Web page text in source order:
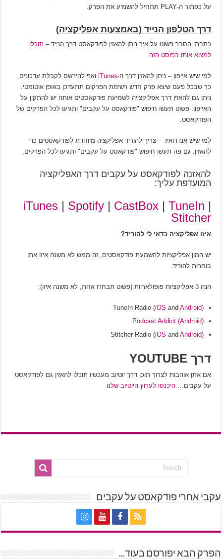
על כפתור ה-PLAY תתחיל להשמיע את הפרק.
דרך הטלפון הנייד (באמצעות אפליקציה)
כתבתי הסבר פשוט על איך ניתן להאזין לפודקאסט דרך הנייד – תוכלו
למצוא אותו בפוסט הזה
למי שיש אייפון – ניתן להאזין דרך ה-iTunes ואף להירשם לקבלת עדכונים,
כך שבכל פעם שיצא פרק חדש רשימת הפרקים תתעדכן באופן אוטומטי.
ניתן גם להאזין דרך אפליקצייה לשמיעת פודקאסטים אותה יש להתקין על
האייפון. פשוט תעשו חיפוש "פודקאסט על עקבים" ותגיעו לכל הפרקים של
הפודקאסט.
למי שיש אנדרואיד – צריך להוריד אפליקציה מיוחדת לפודקאסטים כדי
להאזין. גם פה תעשו חיפוש "פודקאסט על עקבים" ותגיעו לכל הפרקים.
להאזנה לפודקאסט על עקבים דרך האפליקציה
המועדפת עליך:
iTunes| Spotify| CastBox| TuneIn |
Stitcher
איזו אפליקציה כדאי לי להוריד?
יש המון אפליקציות להשמעת פודקאסטים, זה ממש לא משנה איזו אתן
בוחרות להוריד.
הנה 3 אפליקציות פופולאריות (פשוט תבחרו אחת, לא משנה איזו):
TuneIn Radio (iOS and Android)
Podcast Addict (Android)
Stitcher Radio (iOS and Android)
דרך YOUTUBE
אם אתן אוהבות לצרוך תוכן דרך יוטיוב מעכשיו תוכלו להאזין גם לפודקאסט
על עקבים…היכנסו לערוץ היוטיוב שלנו
עקבי אחרי פודקאסט על עקבים
הפרק הבא יפורסם בעוד...